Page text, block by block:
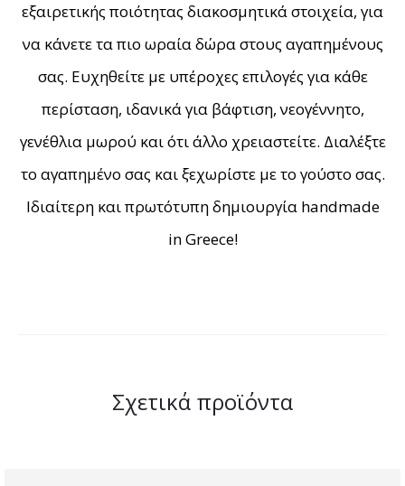
εξαιρετικής ποιότητας διακοσμητικά στοιχεία, για
να κάνετε τα πιο ωραία δώρα στους αγαπημένους
σας. Ευχηθείτε με υπέροχες επιλογές για κάθε
περίσταση, ιδανικά για βάφτιση, νεογέννητο,
γενέθλια μωρού και ότι άλλο χρειαστείτε. Διαλέξτε
το αγαπημένο σας και ξεχωρίστε με το γούστο σας.
Ιδιαίτερη και πρωτότυπη δημιουργία handmade
in Greece!
Σχετικά προϊόντα